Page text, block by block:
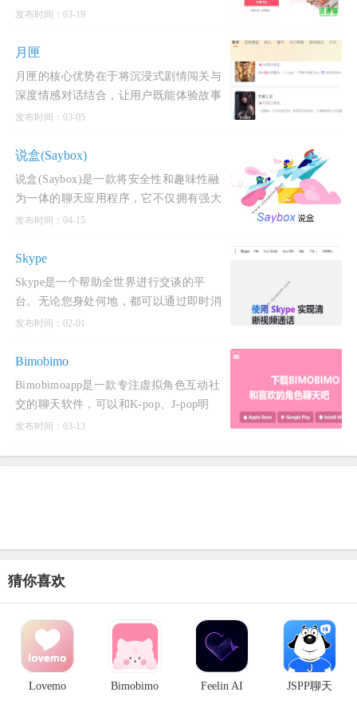
恋的交友平台，数百万会员在这里找到对
发布时间：03-19
月匣
月匣的核心优势在于将沉浸式剧情闯关与
深度情感对话结合，让用户既能体验故事
主导权与多元剧情，又能在个性化交流中
发布时间：03-05
说盒(Saybox)
说盒(Saybox)是一款将安全性和趣味性融
为一体的聊天应用程序，它不仅拥有强大
的性能，还采用了极简的设计风格，旨在
发布时间：04-15
Skype
Skype是一个帮助全世界进行交谈的平
台。无论您身处何地，都可以通过即时消
息、语音或视频通话，用Skype向他人问
发布时间：02-01
Bimobimo
Bimobimoapp是一款专注虚拟角色互动社
交的聊天软件，可以和K-pop、J-pop明
星、影视角色、动漫人物、V-Tuber以及
发布时间：03-13
猜你喜欢
Lovemo Bimobimo Feelin AI JSPP聊天